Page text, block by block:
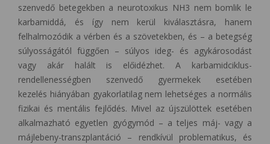
szenvedő betegekben a neurotoxikus NH3 nem bomlik le
karbamiddá, és így nem kerül kiválasztásra, hanem
felhalmozódik a vérben és a szövetekben, és – a betegség
súlyosságától függően – súlyos ideg- és agykárosodást
vagy akár halált is előidézhet. A karbamidciklus-
rendellenességben szenvedő gyermekek esetében
kezelés hiányában gyakorlatilag nem lehetséges a normális
fizikai és mentális fejlődés. Mivel az újszülöttek esetében
alkalmazható egyetlen gyógymód – a teljes máj- vagy a
májlebeny-transzplantáció – rendkívül problematikus, és